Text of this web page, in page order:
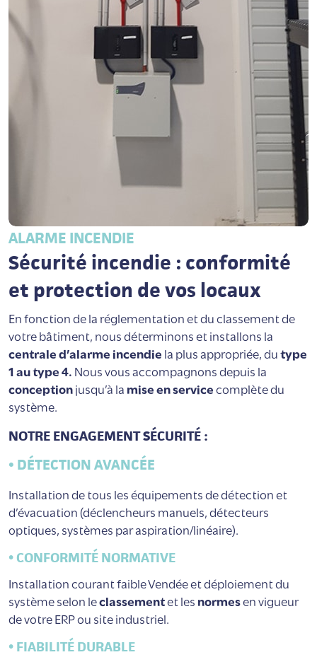
ALARME INCENDIE
Sécurité incendie : conformité
et protection de vos locaux
En fonction de la réglementation et du classement de
votre bâtiment, nous déterminons et installons la
centrale d’alarme incendie la plus appropriée, dutype
1 au type 4. Nous vous accompagnons depuis la
conceptionjusqu’à la mise en servicecomplète du
système.
NOTRE ENGAGEMENT SÉCURITÉ :
• DÉTECTION AVANCÉE
Installation de tous les équipements de détection et
d’évacuation (déclencheurs manuels, détecteurs
optiques, systèmes par aspiration/linéaire).
• CONFORMITÉ NORMATIVE
Installation courant faible Vendée et déploiement du
système selon leclassementet les normesen vigueur
de votre ERP ou site industriel.
• FIABILITÉ DURABLE